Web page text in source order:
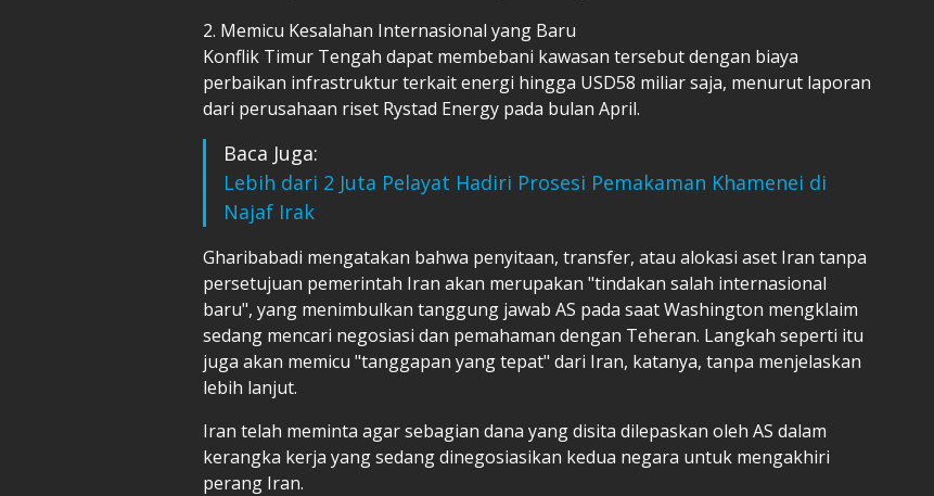
2. Memicu Kesalahan Internasional yang Baru
Konflik Timur Tengah dapat membebani kawasan tersebut dengan biaya
perbaikan infrastruktur terkait energi hingga USD58 miliar saja, menurut laporan
dari perusahaan riset Rystad Energy pada bulan April.
Baca Juga:
Lebih dari 2 Juta Pelayat Hadiri Prosesi Pemakaman Khamenei di
Najaf Irak
Gharibabadi mengatakan bahwa penyitaan, transfer, atau alokasi aset Iran tanpa
persetujuan pemerintah Iran akan merupakan "tindakan salah internasional
baru", yang menimbulkan tanggung jawab AS pada saat Washington mengklaim
sedang mencari negosiasi dan pemahaman dengan Teheran. Langkah seperti itu
juga akan memicu "tanggapan yang tepat" dari Iran, katanya, tanpa menjelaskan
lebih lanjut.
Iran telah meminta agar sebagian dana yang disita dilepaskan oleh AS dalam
kerangka kerja yang sedang dinegosiasikan kedua negara untuk mengakhiri
perang Iran.